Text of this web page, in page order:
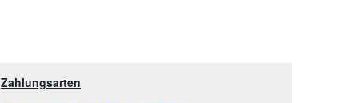
Zahlungsarten